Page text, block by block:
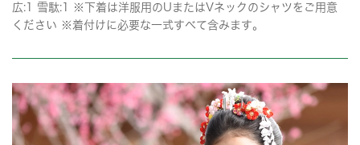
広:1 雪駄:1 ※下着は洋服用のUまたはVネックのシャツをご用意
ください ※着付けに必要な一式すべて含みます。